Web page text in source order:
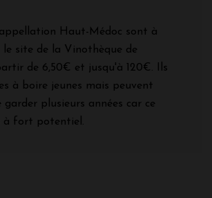
Haut-Médoc sont à
le site de la Vinothèque de
de 6,50€ et jusqu'à 120€. Ils
à boire jeunes mais peuvent
garder plusieurs années car ce
à fort potentiel.